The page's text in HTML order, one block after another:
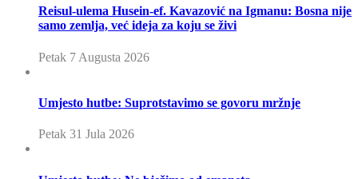
Reisul-ulema Husein-ef. Kavazović na Igmanu: Bosna nije
samo zemlja, već ideja za koju se živi
Petak 7 Augusta 2026
Umjesto hutbe: Suprotstavimo se govoru mržnje
Petak 31 Jula 2026